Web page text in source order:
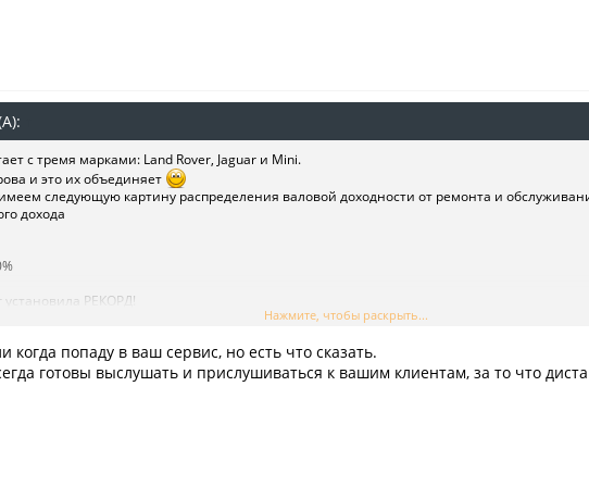
с тремя марками: Land Rover, Jaguar и Mini.
и это их объединяет
следующую картину распределения валовой доходности от ремонта и
дохода
установила РЕКОРД!
Друзьям!
Нажмите, чтобы раскрыть...
когда попаду в ваш сервис, но есть что сказать.
готовы выслушать и прислушиваться к вашим клиентам, за то что